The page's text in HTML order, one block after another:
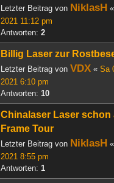
Letzter Beitrag von NiklasH «
2021 11:12 pm
Antworten: 2
Billig Laser zur
Letzter Beitrag von VDX « Sa
2021 6:10 pm
Antworten: 10
Chinalaser Laser schon
Frame Tour
Letzter Beitrag von NiklasH «
2021 8:55 pm
Antworten: 1